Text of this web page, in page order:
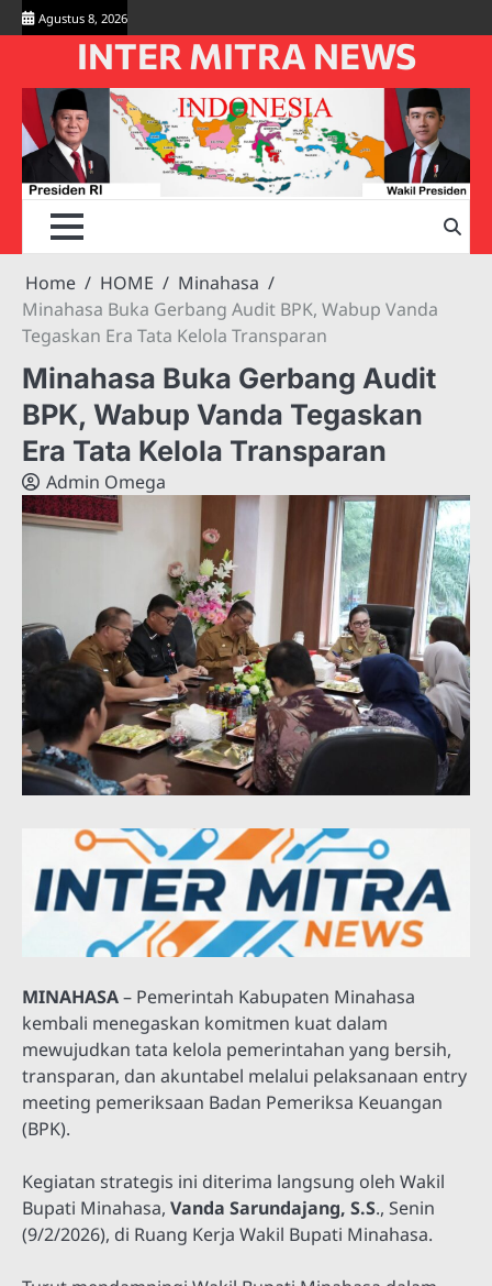
Skip
to
Agustus 8, 2026
INTER MITRA NEWS
Home HOME
Minahasa
Minahasa Buka Gerbang Audit BPK, Wabup Vanda
Tegaskan Era Tata Kelola Transparan
Minahasa Buka Gerbang Audit
BPK, Wabup Vanda Tegaskan
Era Tata Kelola Transparan
Admin Omega
MINAHASA– Pemerintah Kabupaten Minahasa
kembali menegaskan komitmen kuat dalam
mewujudkan tata kelola pemerintahan yang bersih,
transparan, dan akuntabel melalui pelaksanaan entry
meeting pemeriksaan Badan Pemeriksa Keuangan
(BPK).
Kegiatan strategis ini diterima langsung oleh Wakil
Bupati Minahasa, Vanda Sarundajang, S.S., Senin
(9/2/2026), di Ruang Kerja Wakil Bupati Minahasa.